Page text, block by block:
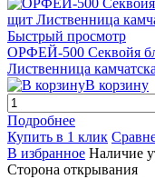
Быстрый просмотр
ОРФЕЙ-500 Секвойя
Лиственница
В корзину
Подробнее
Купить в 1 клик
В избранное Наличие
Сторона открывания